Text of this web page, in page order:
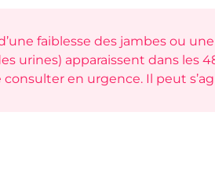
faiblesse des jambes ou
urines) apparaissent dans les
consulter en urgence. Il peut